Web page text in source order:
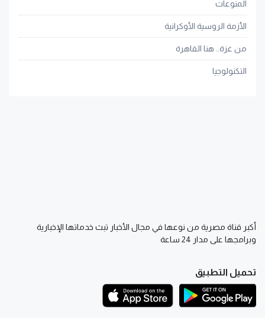
المنوعات
الأزمة الروسية الأوكرانية
من غزة.. هنا القاهرة
التكنولوجيا
أكبر قناة مصرية من نوعها في مجال الأخبار تبث خدماتها الإخبارية
وبرامجها على مدار 24 ساعة
تحميل التطبيق